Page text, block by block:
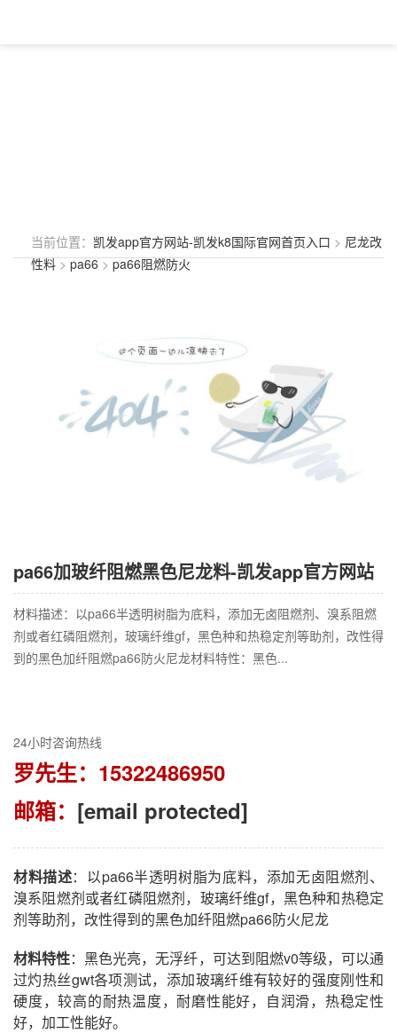
当前位置： 凯发app官方网站-凯发k8国际官网首页入口 > 尼龙改
性料>pa66>pa66阻燃防火
pa66加玻纤阻燃黑色尼龙料-凯发app官方网站
材料描述：以pa66半透明树脂为底料，添加无卤阻燃剂、溴系阻燃
剂或者红磷阻燃剂，玻璃纤维gf，黑色种和热稳定剂等助剂，改性得
到的黑色加纤阻燃pa66防火尼龙材料特性：黑色...
24小时咨询热线
罗先生：15322486950
邮箱： [email protected]
材料描述：以pa66半透明树脂为底料，添加无卤阻燃剂、
溴系阻燃剂或者红磷阻燃剂，玻璃纤维gf，黑色种和热稳定
剂等助剂，改性得到的黑色加纤阻燃pa66防火尼龙
材料特性：黑色光亮，无浮纤，可达到阻燃v0等级，可以通
过灼热丝gwt各项测试，添加玻璃纤维有较好的强度刚性和
硬度，较高的耐热温度，耐磨性能好，自润滑，热稳定性
好，加工性能好。